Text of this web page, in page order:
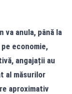
va anula, până la
economie,
angajații au
al măsurilor
aproximativ